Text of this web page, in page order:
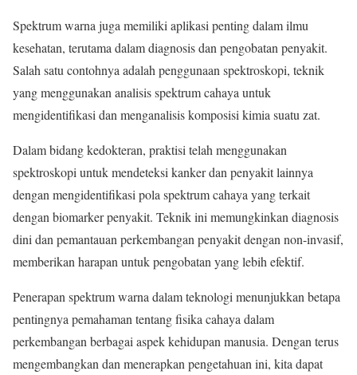
Spektrum warna juga memiliki aplikasi penting dalam ilmu
kesehatan, terutama dalam diagnosis dan pengobatan penyakit.
Salah satu contohnya adalah penggunaan spektroskopi, teknik
yang menggunakan analisis spektrum cahaya untuk
mengidentifikasi dan menganalisis komposisi kimia suatu zat.
Dalam bidang kedokteran, praktisi telah menggunakan
spektroskopi untuk mendeteksi kanker dan penyakit lainnya
dengan mengidentifikasi pola spektrum cahaya yang terkait
dengan biomarker penyakit. Teknik ini memungkinkan diagnosis
dini dan pemantauan perkembangan penyakit dengan non-invasif,
memberikan harapan untuk pengobatan yang lebih efektif.
Penerapan spektrum warna dalam teknologi menunjukkan betapa
pentingnya pemahaman tentang fisika cahaya dalam
perkembangan berbagai aspek kehidupan manusia. Dengan terus
mengembangkan dan menerapkan pengetahuan ini, kita dapat